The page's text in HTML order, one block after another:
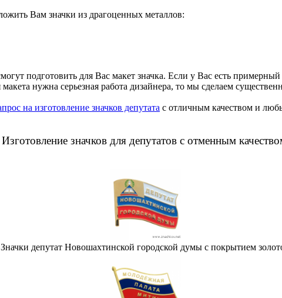
Вам значки из драгоценных металлов:
подготовить для Вас макет значка. Если у Вас есть
нужна серьезная работа дизайнера, то мы сделаем
на изготовление значков депутата с отличным качеством и
Изготовление значков для депутатов с отменным
Значки депутат Новошахтинской городской думы с покрытием